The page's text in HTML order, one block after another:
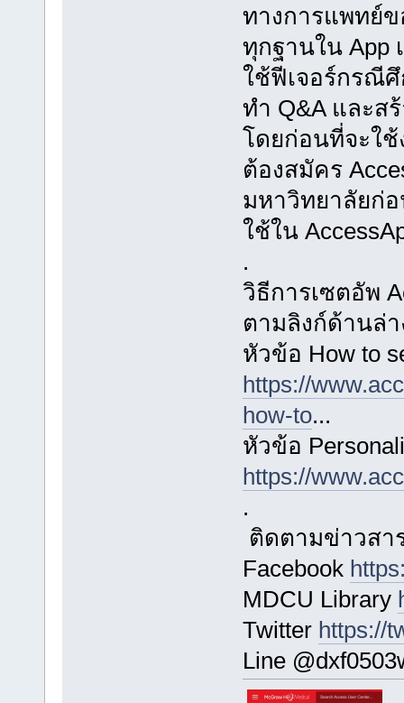
ทางการแพทย์
ทุกฐานใน App
ใช้ฟีเจอร์กรณี
ทำ Q&A และส
โดยก่อนที่จะใช้
ต้องสมัคร
มหาวิทยาลัยก่อ
ใช้ใน
.
วิธีการเซตอัพ
ตามลิงก์ด้านล่
หัวข้อ How to
https://
how-to...
หัวข้อ
https://
.
ติดตามข่าวสา
Facebook
MDCU Library
Twitter https://
Line